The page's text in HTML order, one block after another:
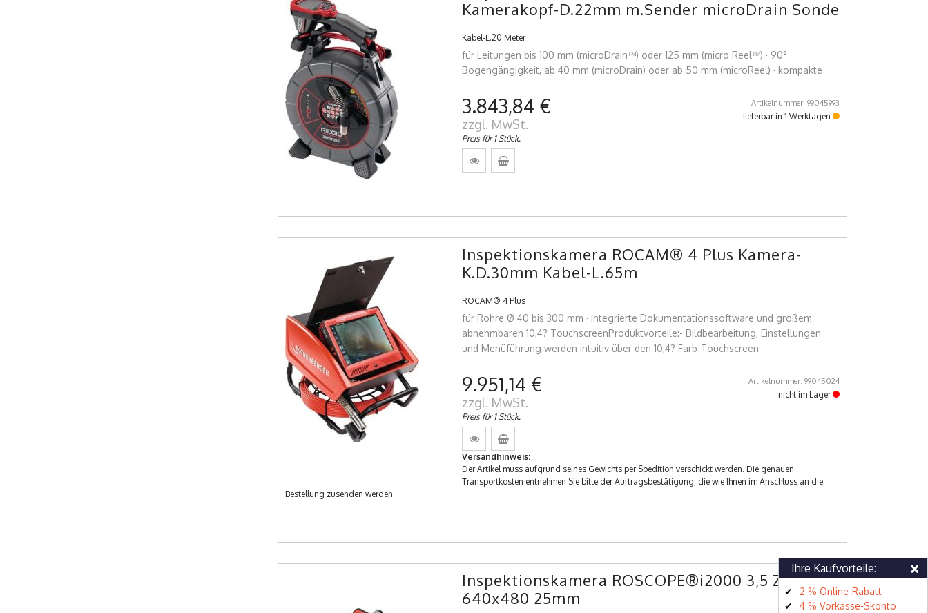
Kamerakopf-D.22mm m.Sender microDrain Sonde
Kabel-L.20 Meter
für Leitungen bis 100 mm (microDrain™) oder 125 mm (micro Reel™) · 90°
Bogengängigkeit, ab 40 mm (microDrain) oder ab 50 mm (microReel) · kompakte
3.843,84 €
zzgl. MwSt.
Preis für 1 Stück.
Artikelnummer: 99045993
lieferbar in 1 Werktagen
Inspektionskamera ROCAM® 4 Plus Kamera-
K.D.30mm Kabel-L.65m
ROCAM® 4 Plus
für Rohre Ø 40 bis 300 mm · integrierte Dokumentationssoftware und großem
abnehmbaren 10,4? TouchscreenProduktvorteile:- Bildbearbeitung, Einstellungen
und Menüführung werden intuitiv über den 10,4? Farb-Touchscreen
9.951,14 €
zzgl. MwSt.
Preis für 1 Stück.
Artikelnummer: 99045024
nicht im Lager
Versandhinweis:
Der Artikel muss aufgrund seines Gewichts per Spedition verschickt werden. Die genauen
Transportkosten entnehmen Sie bitte der Auftragsbestätigung, die wie Ihnen im Anschluss an die
Bestellung zusenden werden.
Inspektionskamera ROSCOPE®i2000 3,5 Zoll
640x480 25mm
Ihre Kaufvorteile: ×
2 % Online-Rabatt
4 % Vorkasse-Skonto